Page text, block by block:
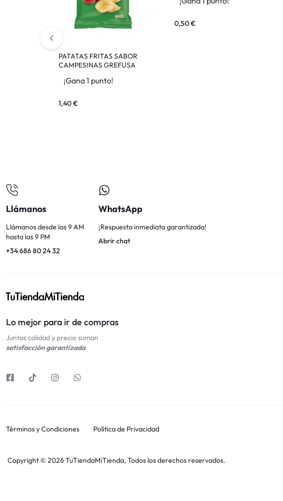
PATATAS FRITAS SABOR
CAMPESINAS GREFUSA
¡Gana 1 punto!
1,40€
0,50€
Llámanos
Llámanos desde las 9 AM
hasta las 9 PM
+34 686 80 24 32
WhatsApp
¡Respuesta inmediata garantizada!
Abrir chat
Lo mejor para ir de compras
Juntas calidad y precio suman
satisfacción garantizada
Términos y Condiciones Política de Privacidad
Copyright © 2026 TuTiendaMiTienda, Todos los derechos reservados.